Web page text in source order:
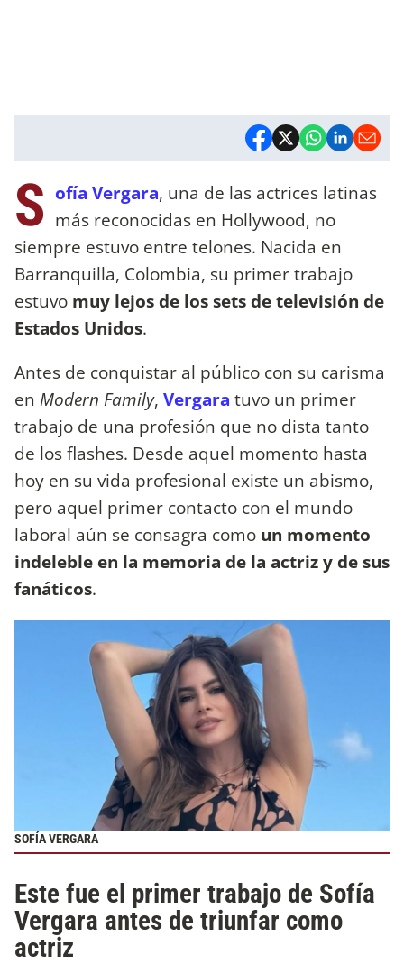
S ofía Vergara, una de las actrices latinas
más reconocidas en Hollywood, no
siempre estuvo entre telones. Nacida en
Barranquilla, Colombia, su primer trabajo
estuvo muy lejos de los sets de televisión de
Estados Unidos.
Antes de conquistar al público con su carisma
en Modern Family, Vergara tuvo un primer
trabajo de una profesión que no dista tanto
de los flashes. Desde aquel momento hasta
hoy en su vida profesional existe un abismo,
pero aquel primer contacto con el mundo
laboral aún se consagra como un momento
indeleble en la memoria de la actriz y de sus
fanáticos.
SOFÍA VERGARA
Este fue el primer trabajo de Sofía
Vergara antes de triunfar como
actriz